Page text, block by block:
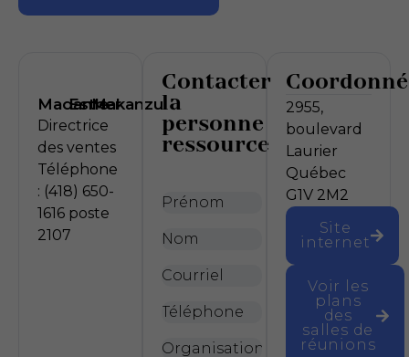
Madame
Esther
Makanzu
Directrice
des ventes
Téléphone
: (418) 650-
1616 poste
2107
Contacter
la
personne
ressource
Prénom
Nom
Courriel
Téléphone
Organisation
2955,
boulevard
Laurier
Québec
G1V 2M2
Site
internet
Voir les
plans
des
salles de
réunions